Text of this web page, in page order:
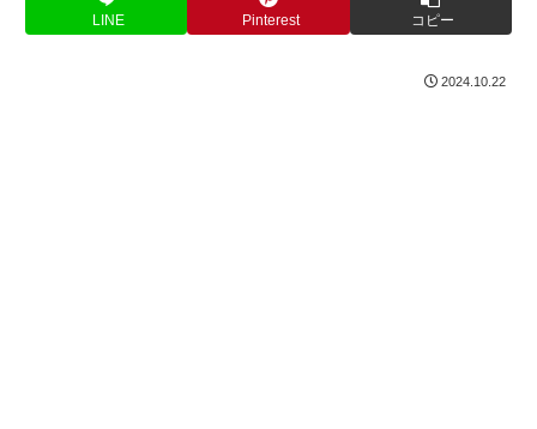
LINE Pinterest コピー
2024.10.22